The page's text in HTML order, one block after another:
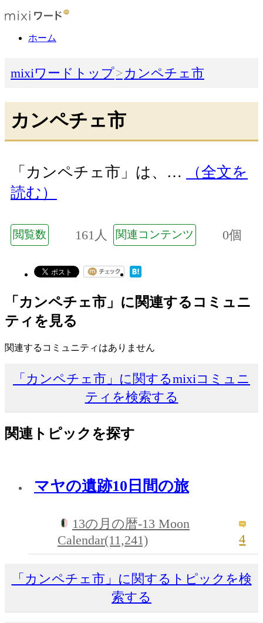
ホーム
mixiワードトップ カンペチェ市
カンペチェ市
「カンペチェ市」は、…
（全文を
読む）
閲覧数 161人 関連コンテンツ 0個
「カンペチェ市」に関連するコミュニ
ティを見る
関連するコミュニティはありません
「カンペチェ市」に関するmixiコミュニ
ティを検索する
関連トピックを探す
マヤの遺跡10日間の旅
13の月の暦-13 Moon
Calendar(11,241)
4
「カンペチェ市」に関するトピックを検
索する